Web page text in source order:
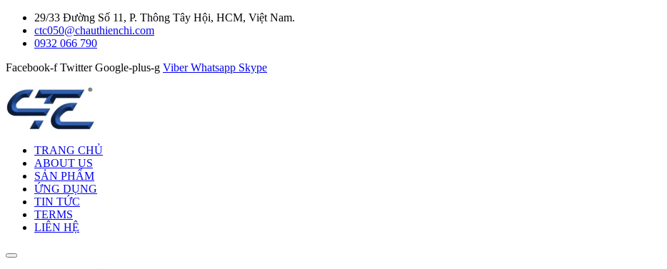
29/33 Đường Số 11, P. Thông Tây Hội, HCM, Việt Nam.
ctc050@chauthienchi.com
0932 066 790
Facebook-f Twitter Google-plus-g Viber Whatsapp Skype
TRANG CHỦ
ABOUT US
SẢN PHẨM
ỨNG DỤNG
TIN TỨC
TERMS
LIÊN HỆ